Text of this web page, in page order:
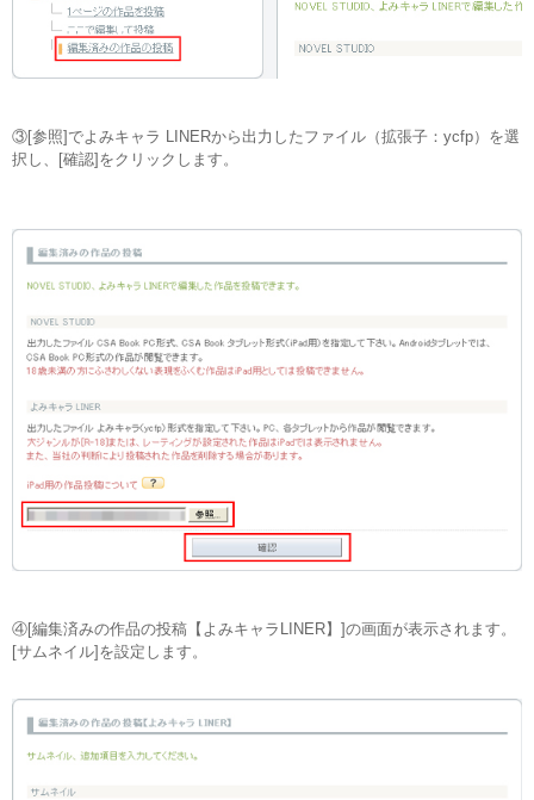
③[参照]でよみキャラ LINERから出力したファイル（拡張子：ycfp）を選
択し、[確認]をクリックします。
④[編集済みの作品の投稿【よみキャラLINER】]の画面が表示されます。
[サムネイル]を設定します。